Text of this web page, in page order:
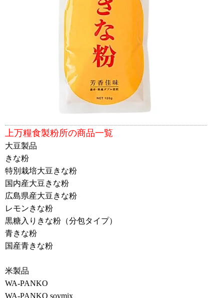
上万糧食製粉所の商品一覧
大豆製品
きな粉
特別栽培大豆きな粉
国内産大豆きな粉
広島県産大豆きな粉
レモンきな粉
黒糖入りきな粉（分包タイプ）
青きな粉
国産青きな粉
米製品
WA-PANKO
WA-PANKO soymix